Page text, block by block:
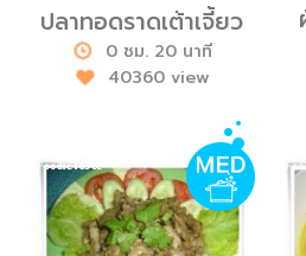
ปลาทอดราดเต้าเจี้ยว
0 ชม. 20 นาที
40360 view